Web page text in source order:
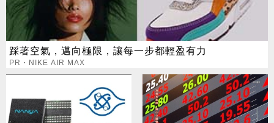
踩著空氣，邁向極限，讓每一步都輕盈有力
PR・NIKE AIR MAX